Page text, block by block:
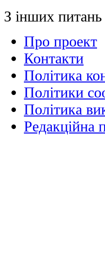
З інших питань
Про проект
Контакти
Політика
Політики
Політика
Редакційна